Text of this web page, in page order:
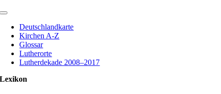
Toggle
NavigationDeutschlandkarte
Kirchen A-Z
Glossar
Lutherorte
Lutherdekade 2008–2017
Lexikon